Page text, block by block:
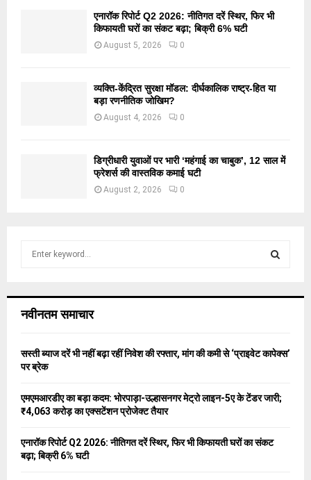
एनारॉक रिपोर्ट Q2 2026: नीतिगत दरें स्थिर, फिर भी
किफायती घरों का संकट बढ़ा; बिक्री 6% घटी
August 5, 2026 0
व्यक्ति-केंद्रित सुरक्षा मॉडल: दीर्घकालिक राष्ट्र-हित या
बड़ा रणनीतिक जोखिम?
August 4, 2026 0
डिग्रीधारी युवाओं पर भारी ‘महंगाई का चाबुक’, 12 साल में
फ्रेशर्स की वास्तविक कमाई घटी
August 2, 2026 0
h
o
r
C
नवीनतम समाचार
सस्ती ब्याज दरें भी नहीं बढ़ा रहीं निवेश की रफ्तार, मांग की कमी से ‘प्राइवेट कापेक्स’
पर ब्रेक
एमएमआरडीए का बड़ा कदम: भोरपाड़ा-उल्हासनगर मेट्रो लाइन-5ए के टेंडर जारी;
₹4,063 करोड़ का एक्सटेंशन प्रोजेक्ट तैयार
एनारॉक रिपोर्ट Q2 2026: नीतिगत दरें स्थिर, फिर भी किफायती घरों का संकट
बढ़ा; बिक्री 6% घटी